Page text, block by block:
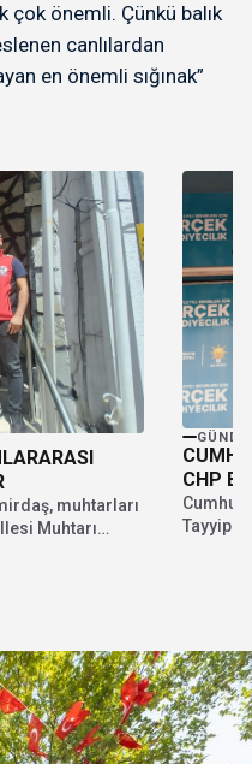
çok önemli. Çünkü balık
canlılardan
en önemli sığınak”
muhtarları
Muhtarı
CHP
Tayyip